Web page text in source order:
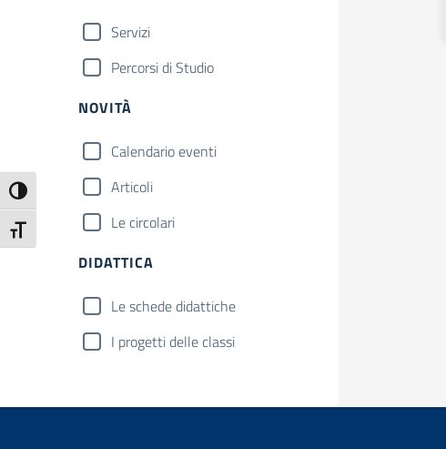
Attiva/disattiva alto contrasto
Attiva/disattiva dimensione testo
Servizi
Percorsi di Studio
NOVITÀ
Calendario eventi
Articoli
Le circolari
DIDATTICA
Le schede didattiche
I progetti delle classi